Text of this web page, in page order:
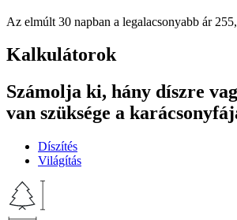
Az elmúlt 30 napban a legalacsonyabb ár
Kalkulátorok
Számolja ki, hány díszre
van szüksége a
Díszítés
Világítás